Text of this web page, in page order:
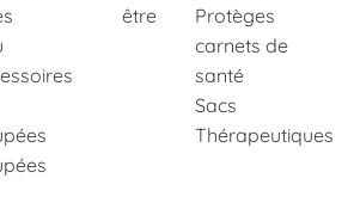
être
Protèges
carnets de
santé
Sacs
Thérapeutiques